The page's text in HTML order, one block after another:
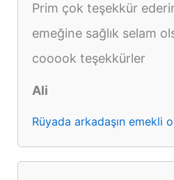
Prim çok teşekkür
emeğine sağlık selam
cooook teşekkürler
Ali
Rüyada arkadaşın emekli